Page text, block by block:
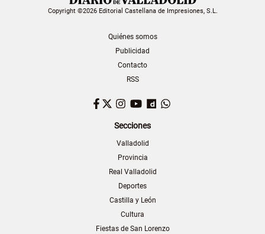
Copyright ©2026 Editorial Castellana de Impresiones, S.L.
Quiénes somos
Publicidad
Contacto
RSS
Facebook
TwitterInstagram
YouTubeDailymotion
Secciones
Valladolid
Provincia
Real Valladolid
Deportes
Castilla y León
Cultura
Fiestas de San Lorenzo